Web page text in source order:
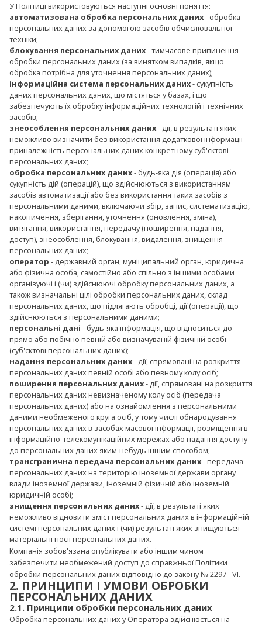
У Політиці використовуються наступні основні поняття:
автоматизована обробка персональних даних- обробка
персональних даних за допомогою засобів обчислювальної
техніки;
блокування персональних даних- тимчасове припинення
обробки персональних даних (за винятком випадків, якщо
обробка потрібна для уточнення персональних даних);
інформаційна система персональних даних- сукупність
даних персональних даних, що містяться у базах, і що
забезпечують їх обробку інформаційних технологій і технічних
засобів;
знеособлення персональних даних- дії, в результаті яких
неможливо визначити без використання додаткової інформації
приналежність персональних даних конкретному суб'єктові
персональних даних;
обробка персональних даних- будь-яка дія (операція) або
сукупність дій (операцій), що здійснюються з використанням
засобів автоматизації або без використання таких засобів з
персональними даними, включаючи збір, запис, систематизацію,
накопичення, зберігання, уточнення (оновлення, зміна),
витягання, використання, передачу (поширення, надання,
доступ), знеособлення, блокування, видалення, знищення
персональних даних;
оператор - державний орган, муніципальний орган, юридична
або фізична особа, самостійно або спільно з іншими особами
організуючі і (чи) здійснюючі обробку персональних даних, а
також визначальні цілі обробки персональних даних, склад
персональних даних, що підлягають обробці, дії (операції), що
здійснюються з персональними даними;
персональні дані - будь-яка інформація, що відноситься до
прямо або побічно певній або визначуваній фізичній особі
(суб'єктові персональних даних);
надання персональних даних- дії, спрямовані на розкриття
персональних даних певній особі або певному колу осіб;
поширення персональних даних- дії, спрямовані на розкриття
персональних даних невизначеному колу осіб (передача
персональних даних) або на ознайомлення з персональними
даними необмеженого круга осіб, у тому числі обнародування
персональних даних в засобах масової інформації, розміщення в
інформаційно-телекомунікаційних мережах або надання доступу
до персональних даних яким-небудь іншим способом;
трансгранична передача персональних даних- передача
персональних даних на територію іноземної держави органу
влади іноземної держави, іноземній фізичній або іноземній
юридичній особі;
знищення персональних даних- дії, в результаті яких
неможливо відновити зміст персональних даних в інформаційній
системі персональних даних і (чи) результаті яких знищуються
матеріальні носії персональних даних.
Компанія зобов'язана опублікувати або іншим чином
забезпечити необмежений доступ до справжньої Політики
обробки персональних даних відповідно до закону № 2297 - VI.
2. ПРИНЦИПИ І УМОВИ ОБРОБКИ
ПЕРСОНАЛЬНИХ ДАНИХ
2.1. Принципи обробки персональних даних
Обробка персональних даних у Оператора здійснюється на